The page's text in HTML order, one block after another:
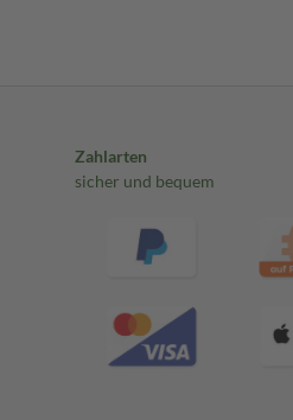
Zahlarten
sicher und bequem